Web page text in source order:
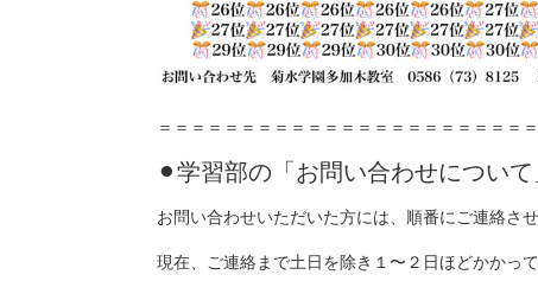
＝＝＝＝＝＝＝＝＝＝＝＝＝＝＝＝＝＝＝＝＝＝
⚫︎学習部の「お問い合わせについて
お問い合わせいただいた方には、順番にご連絡さ
現在、ご連絡まで土日を除き１〜２日ほどかかって